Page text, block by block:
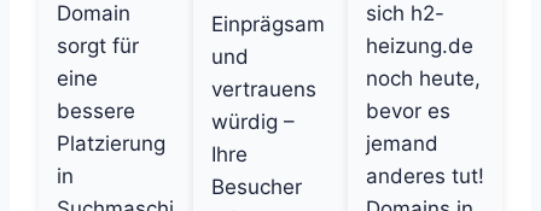
Domain
sorgt für
eine
bessere
Platzierung
in
Einprägsam
und
vertrauens
würdig –
Ihre
Besucher
sich h2-
heizung.de
noch heute,
bevor es
jemand
anderes tut!